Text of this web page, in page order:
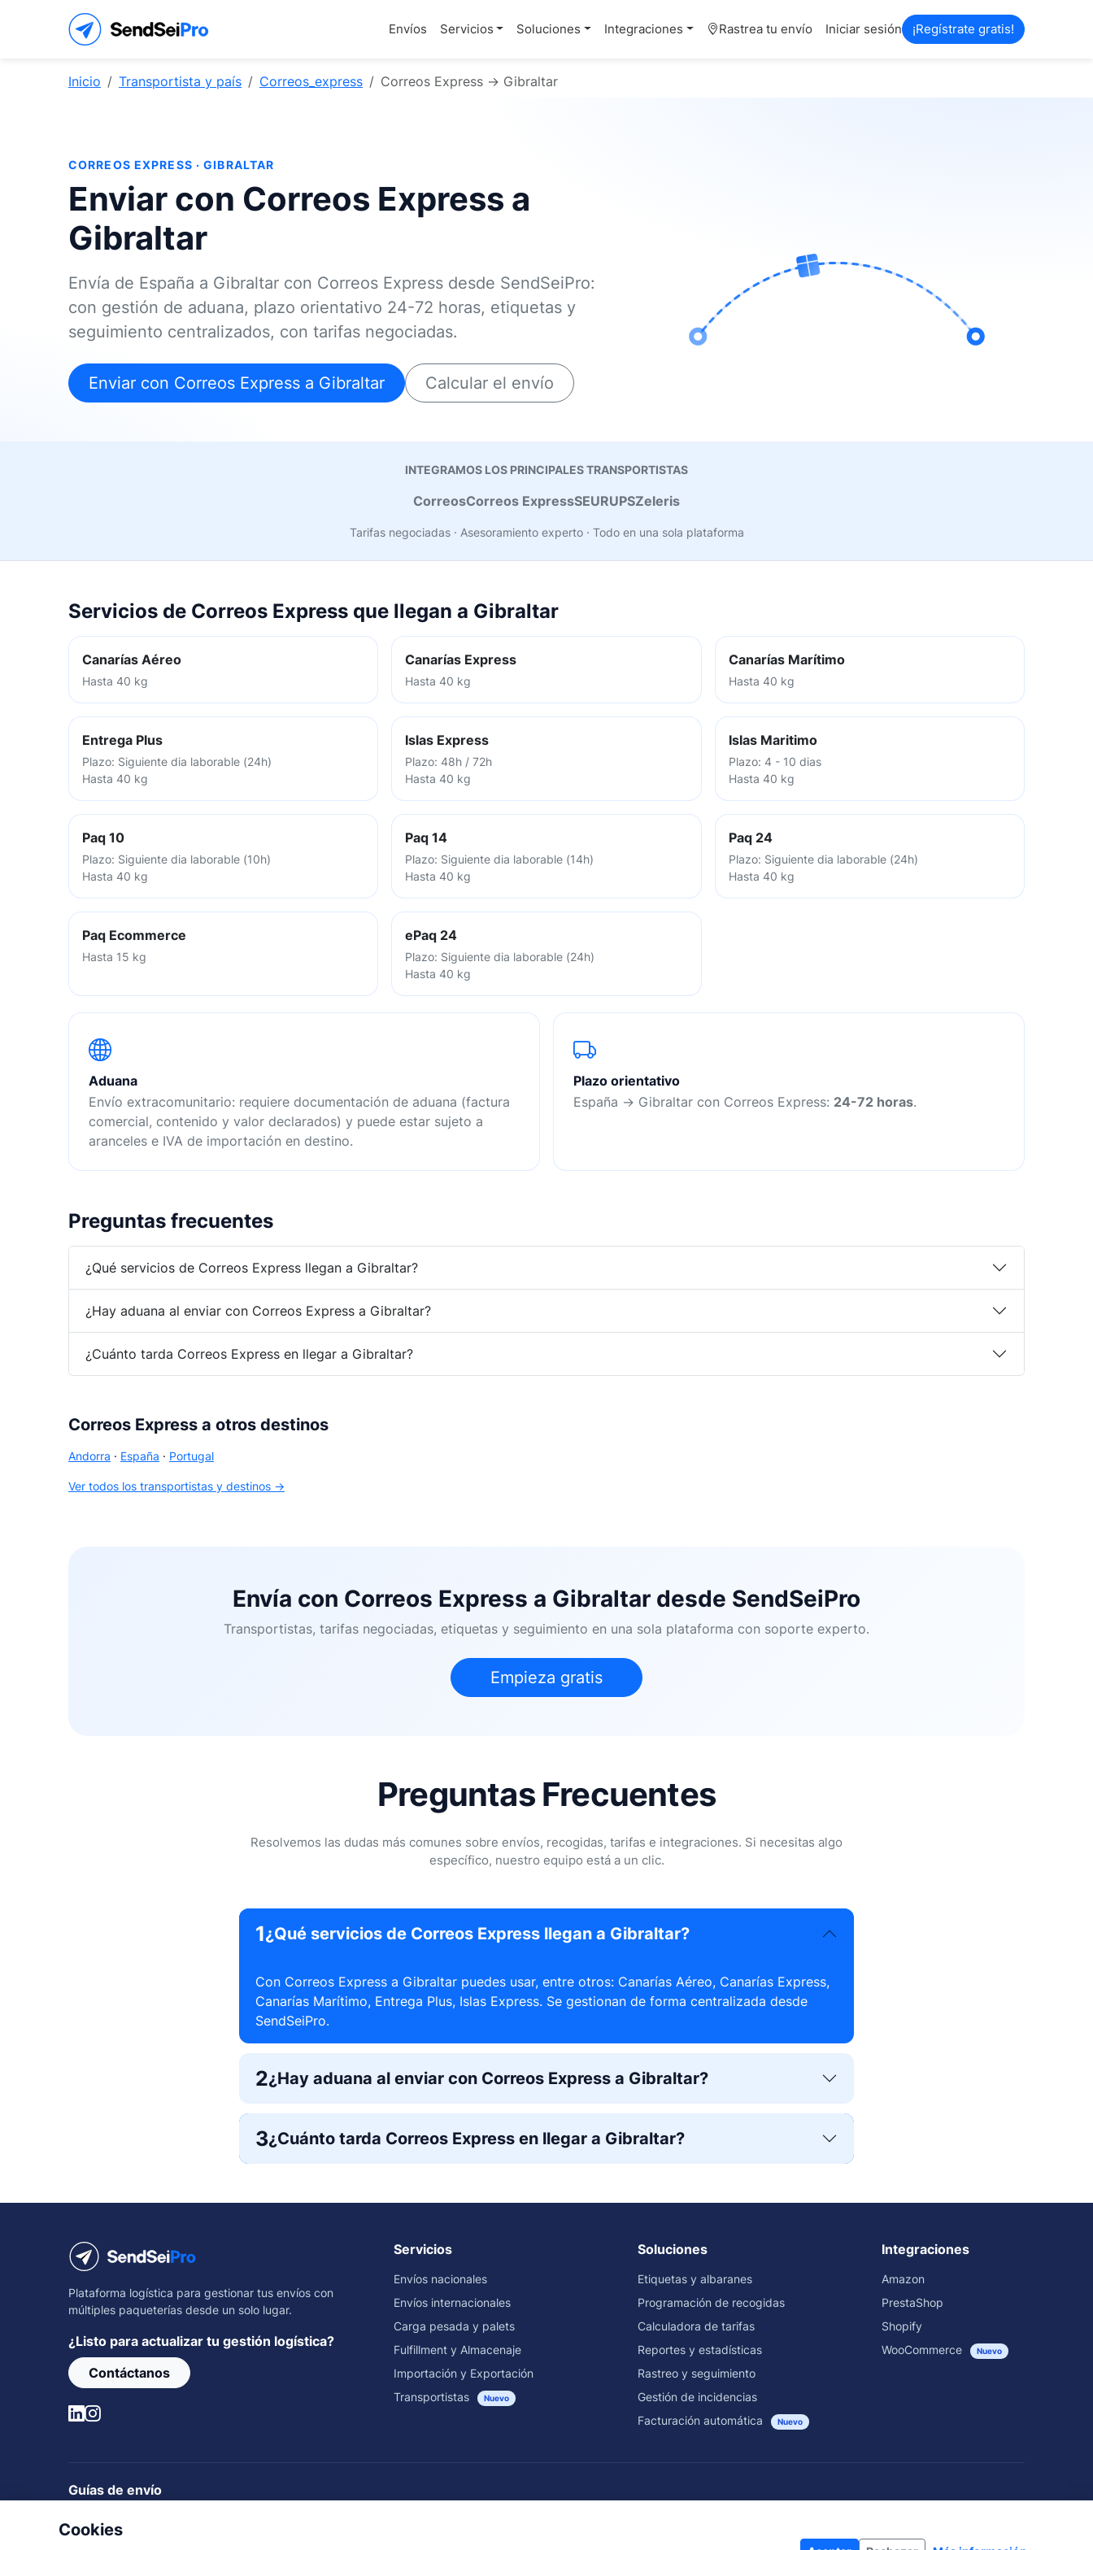
Envíos Servicios Soluciones Integraciones Rastrea tu envío Iniciar sesión ¡Regístrate gratis!
Inicio Transportista y país Correos_express Correos Express → Gibraltar
CORREOS EXPRESS · GIBRALTAR
Enviar con Correos Express a
Gibraltar
Envía de España a Gibraltar con Correos Express desde SendSeiPro:
con gestión de aduana, plazo orientativo 24-72 horas, etiquetas y
seguimiento centralizados, con tarifas negociadas.
Enviar con Correos Express a Gibraltar Calcular el envío
INTEGRAMOS LOS PRINCIPALES TRANSPORTISTAS
CorreosCorreos ExpressSEURUPSZeleris
Tarifas negociadas · Asesoramiento experto · Todo en una sola plataforma
Servicios de Correos Express que llegan a Gibraltar
Canarías Aéreo
Hasta 40 kg
Canarías Express
Hasta 40 kg
Canarías Marítimo
Hasta 40 kg
Entrega Plus
Plazo: Siguiente dia laborable (24h)
Hasta 40 kg
Islas Express
Plazo: 48h / 72h
Hasta 40 kg
Islas Maritimo
Plazo: 4 - 10 dias
Hasta 40 kg
Paq 10
Plazo: Siguiente dia laborable (10h)
Hasta 40 kg
Paq 14
Plazo: Siguiente dia laborable (14h)
Hasta 40 kg
Paq 24
Plazo: Siguiente dia laborable (24h)
Hasta 40 kg
Paq Ecommerce
Hasta 15 kg
ePaq 24
Plazo: Siguiente dia laborable (24h)
Hasta 40 kg
Aduana
Envío extracomunitario: requiere documentación de aduana (factura
comercial, contenido y valor declarados) y puede estar sujeto a
aranceles e IVA de importación en destino.
Plazo orientativo
España → Gibraltar con Correos Express: 24-72 horas.
Preguntas frecuentes
¿Qué servicios de Correos Express llegan a Gibraltar?
¿Hay aduana al enviar con Correos Express a Gibraltar?
¿Cuánto tarda Correos Express en llegar a Gibraltar?
Correos Express a otros destinos
Andorra · España · Portugal
Ver todos los transportistas y destinos →
Envía con Correos Express a Gibraltar desde SendSeiPro
Transportistas, tarifas negociadas, etiquetas y seguimiento en una sola plataforma con soporte experto.
Empieza gratis
Preguntas Frecuentes
Resolvemos las dudas más comunes sobre envíos, recogidas, tarifas e integraciones. Si necesitas algo
específico, nuestro equipo está a un clic.
1¿Qué servicios de Correos Express llegan a Gibraltar?
Con Correos Express a Gibraltar puedes usar, entre otros: Canarías Aéreo, Canarías Express,
Canarías Marítimo, Entrega Plus, Islas Express. Se gestionan de forma centralizada desde
SendSeiPro.
2¿Hay aduana al enviar con Correos Express a Gibraltar?
3¿Cuánto tarda Correos Express en llegar a Gibraltar?
Cookies
Plataforma logística para gestionar tus envíos con
múltiples paqueterías desde un solo lugar.
¿Listo para actualizar tu gestión logística?
Contáctanos
Servicios
Envíos nacionales
Envíos internacionales
Carga pesada y palets
Fulfillment y Almacenaje
Importación y Exportación
Transportistas
Nuevo
Soluciones
Etiquetas y albaranes
Programación de recogidas
Calculadora de tarifas
Reportes y estadísticas
Rastreo y seguimiento
Gestión de incidencias
Facturación automática
Nuevo
Integraciones
Amazon
PrestaShop
Shopify
WooCommerce
Nuevo
Guías de envío